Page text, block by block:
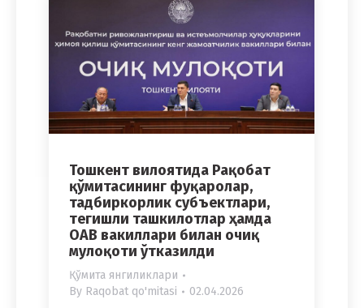
Тошкент вилоятида Рақобат
қўмитасининг фуқаролар,
тадбиркорлик субъектлари,
тегишли ташкилотлар ҳамда
ОАВ вакиллари билан очиқ
мулоқоти ўтказилди
Қўмита янгиликлари
By Raqobat qo'mitasi 02.04.2026